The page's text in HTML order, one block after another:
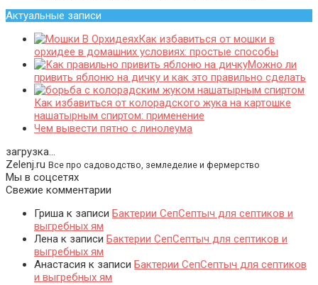
Актуальные записи
Как избавиться от мошки в
орхидее в домашних условиях: простые способы
Можно ли
привить яблоню на дичку и как это правильно сделать
Как избавиться от колорадского жука на картошке
нашатырным спиртом: применение
Чем вывести пятно с линолеума
загрузка...
Zelenj.ru Все про садоводство, земледелие и фермерство
Мы в соцсетях
Свежие комментарии
Гриша к записи Бактерии СепСептыч для септиков и
выгребных ям
Лена к записи Бактерии СепСептыч для септиков и
выгребных ям
Анастасия к записи Бактерии СепСептыч для септиков
и выгребных ям